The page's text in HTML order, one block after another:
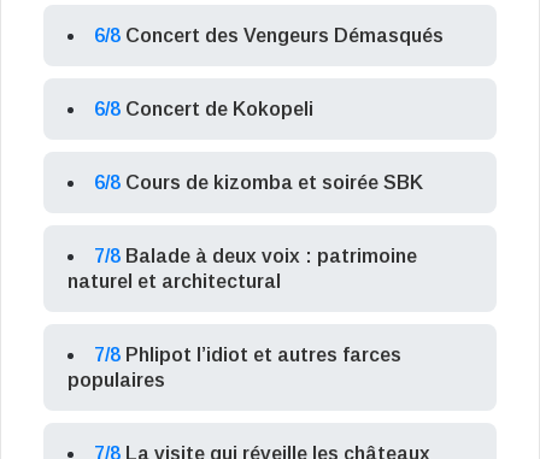
6/8 Concert des Vengeurs Démasqués
6/8 Concert de Kokopeli
6/8 Cours de kizomba et soirée SBK
7/8 Balade à deux voix : patrimoine
naturel et architectural
7/8 Phlipot l’idiot et autres farces
populaires
7/8 La visite qui réveille les châteaux